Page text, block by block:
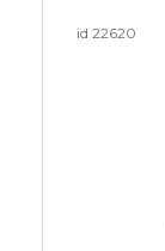
id 25370